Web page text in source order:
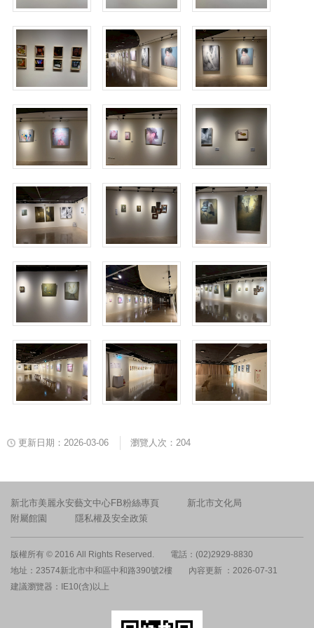
更新日期：2026-03-06 瀏覽人次：204
新北市美麗永安藝文中心FB粉絲專頁
新北市文化局
附屬館園
隱私權及安全政策
版權所有 © 2016 All Rights Reserved.
電話：(02)2929-8830
地址：23574新北市中和區中和路390號2樓
內容更新 ：2026-07-31
建議瀏覽器：IE10(含)以上